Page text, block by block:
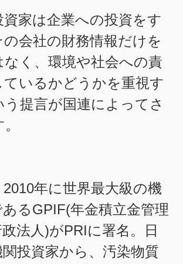
家は企業への投資をす
の会社の財務情報だけを
なく、環境や社会への責
いるかどうかを重視す
提言が国連によってさ
2010年に世界最大級の機
るGPIF(年金積立金管理
法人)がPRIに署名。日
投資家から、汚染物質